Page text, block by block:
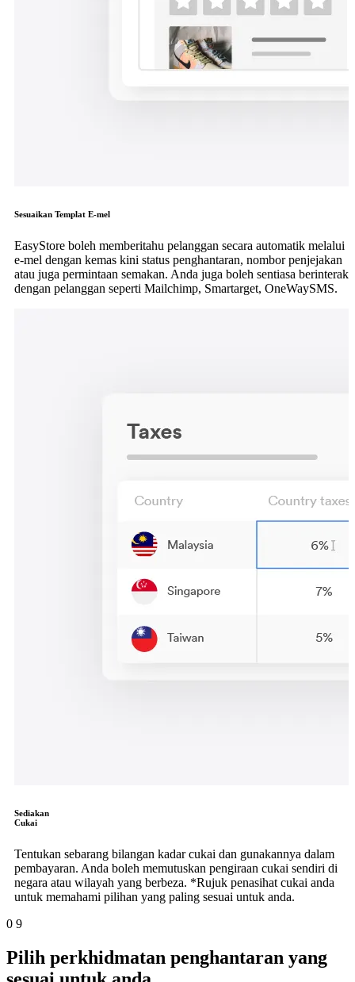
Sesuaikan Templat E-mel
EasyStore boleh memberitahu pelanggan secara automatik melalui
e-mel dengan kemas kini status penghantaran, nombor penjejakan
atau juga permintaan semakan. Anda juga boleh sentiasa
dengan pelanggan seperti Mailchimp, Smartarget, OneWaySMS.
Sediakan
Cukai
Tentukan sebarang bilangan kadar cukai dan gunakannya dalam
pembayaran. Anda boleh memutuskan pengiraan cukai sendiri di
negara atau wilayah yang berbeza. *Rujuk penasihat cukai anda
untuk memahami pilihan yang paling sesuai untuk anda.
0 9
Pilih perkhidmatan penghantaran yang